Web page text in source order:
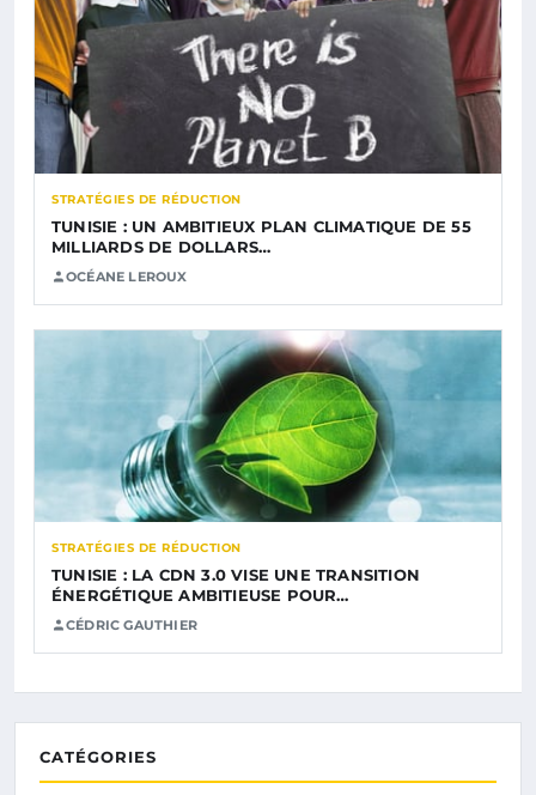
STRATÉGIES DE RÉDUCTION
TUNISIE : UN AMBITIEUX PLAN CLIMATIQUE DE 55
MILLIARDS DE DOLLARS…
OCÉANE LEROUX
STRATÉGIES DE RÉDUCTION
TUNISIE : LA CDN 3.0 VISE UNE TRANSITION
ÉNERGÉTIQUE AMBITIEUSE POUR…
CÉDRIC GAUTHIER
CATÉGORIES